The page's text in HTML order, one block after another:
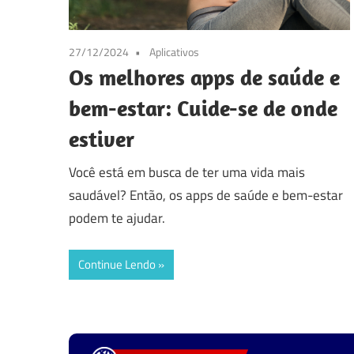
27/12/2024 Aplicativos
Os melhores apps de saúde e
bem-estar: Cuide-se de onde
estiver
Você está em busca de ter uma vida mais
saudável? Então, os apps de saúde e bem-estar
podem te ajudar.
Continue Lendo